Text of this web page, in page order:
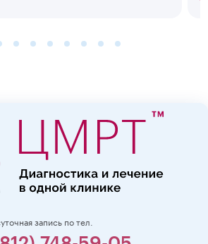
запись по тел.